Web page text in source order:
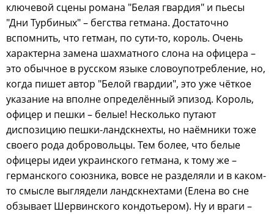
ключевой сцены романа "Белая гвардия" и пьесы
"Дни Турбиных" – бегства гетмана. Достаточно
вспомнить, что гетман, по сути-то, король. Очень
характерна замена шахматного слона на офицера –
это обычное в русском языке словоупотребление, но,
когда пишет автор "Белой гвардии", это уже чёткое
указание на вполне определённый эпизод. Король,
офицер и пешки – белые! Несколько путают
диспозицию пешки-ландскнехты, но наёмники тоже
своего рода добровольцы. Тем более, что белые
офицеры идеи украинского гетмана, к тому же –
германского союзника, вовсе не разделяли и в каком-
то смысле выглядели ландскнехтами (Елена во сне
обзывает Шервинского кондотьером). Ну и враги –